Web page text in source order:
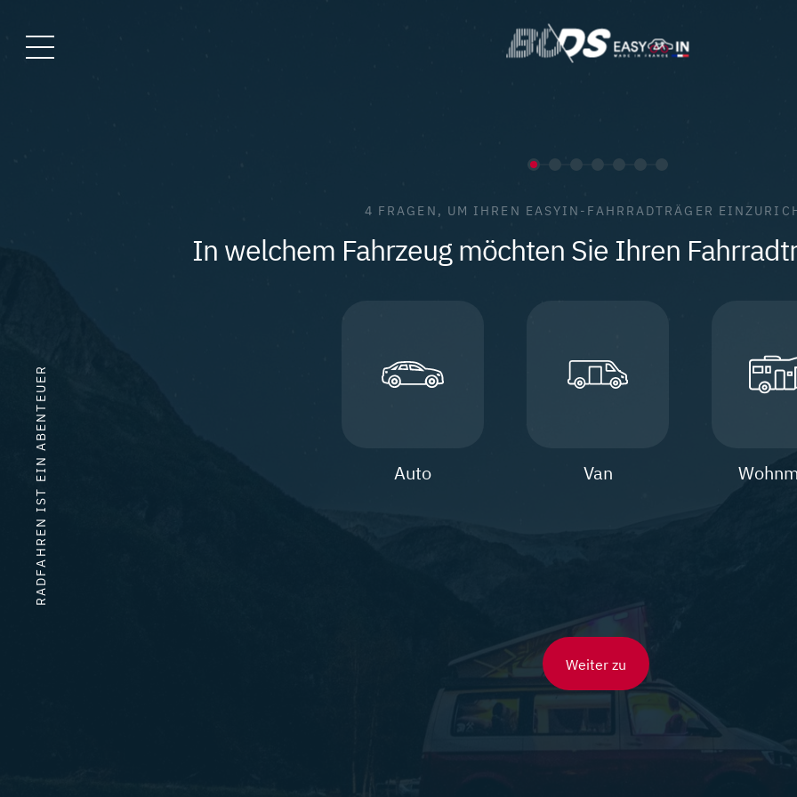
R
A
D
F
A
H
R
E
N
I
S
T
E
I
N
A
B
E
N
T
E
U
E
R
4 FRAGEN, UM IHREN EASYIN-FAHRRADTRÄGER
In welchem Fahrzeug möchten Sie Ihren
Auto Van
Weiter zu